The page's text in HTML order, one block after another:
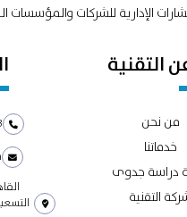
الإدارية للشركات والمؤسسات
التقنية
من نحن
خدماتنا
دراسة جدوى
التقنية